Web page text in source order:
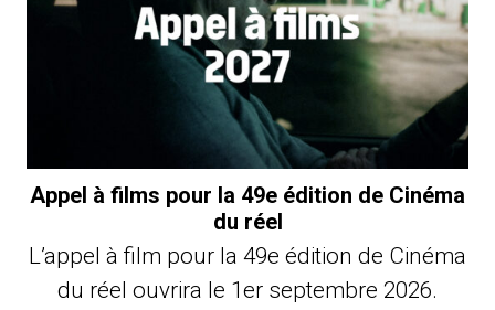
Appel à films pour la 49e édition de Cinéma
du réel
L’appel à film pour la 49e édition de Cinéma
du réel ouvrira le 1er septembre 2026.